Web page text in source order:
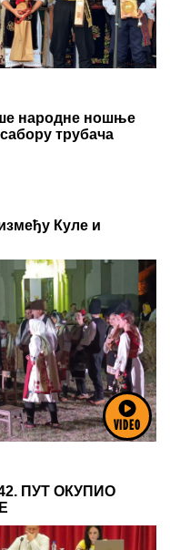
VIDEO
trupe udarile po
fabrika za
Preuzmi